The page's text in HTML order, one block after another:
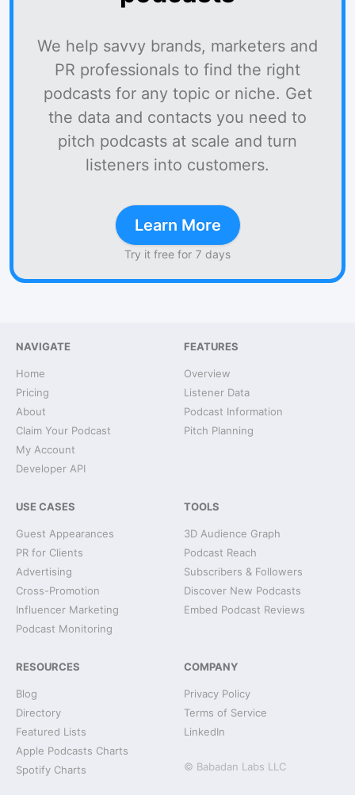
We help savvy brands, marketers and
PR professionals to find the right
podcasts for any topic or niche. Get
the data and contacts you need to
pitch podcasts at scale and turn
listeners into customers.
Learn More
Try it free for 7 days
NAVIGATE
Home
Pricing
About
Claim Your Podcast
My Account
Developer API
FEATURES
Overview
Listener Data
Podcast Information
Pitch Planning
USE CASES
Guest Appearances
PR for Clients
Advertising
Cross-Promotion
Influencer Marketing
Podcast Monitoring
TOOLS
3D Audience Graph
Podcast Reach
Subscribers & Followers
Discover New Podcasts
Embed Podcast Reviews
RESOURCES
Blog
Directory
Featured Lists
Apple Podcasts Charts
Spotify Charts
COMPANY
Privacy Policy
Terms of Service
LinkedIn
© Babadan Labs LLC